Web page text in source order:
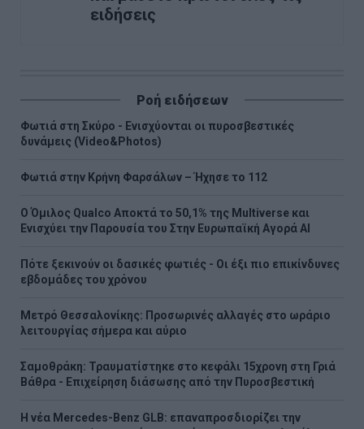
ειδήσεις
Ροή ειδήσεων
Φωτιά στη Σκύρο - Ενισχύονται οι πυροσβεστικές
δυνάμεις (Video&Photos)
Φωτιά στην Κρήνη Φαρσάλων – Ήχησε το 112
Ο Όμιλος Qualco Αποκτά το 50,1% της Multiverse και
Ενισχύει την Παρουσία του Στην Ευρωπαϊκή Αγορά ΑΙ
Πότε ξεκινούν οι δασικές φωτιές - Oι έξι πιο επικίνδυνες
εβδομάδες του χρόνου
Μετρό Θεσσαλονίκης: Προσωρινές αλλαγές στο ωράριο
λειτουργίας σήμερα και αύριο
Σαμοθράκη: Τραυματίστηκε στο κεφάλι 15χρονη στη Γριά
Βάθρα - Επιχείρηση διάσωσης από την Πυροσβεστική
Η νέα Mercedes-Benz GLB: επαναπροσδιορίζει την